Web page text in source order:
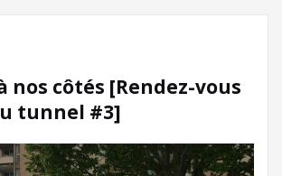
nos côtés [Rendez-vous
tunnel #3]